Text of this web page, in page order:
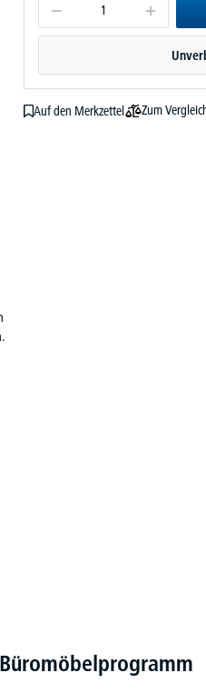
Auf den Merkzettel
Zum